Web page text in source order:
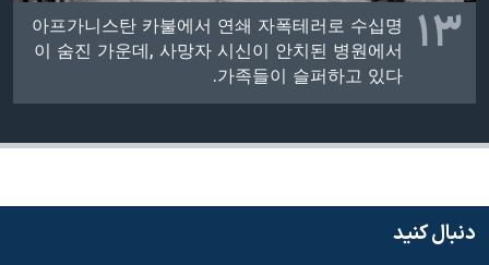
۱۳
아프가니스탄 카불에서 연쇄 자폭테러로 수십명
이 숨진 가운데, 사망자 시신이 안치된 병원에서
가족들이 슬퍼하고 있다.
دنبال کنید